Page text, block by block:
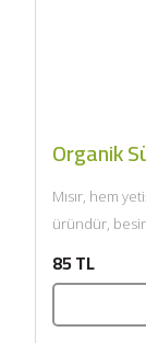
Organik
Mısır, hem
üründür,
85 TL